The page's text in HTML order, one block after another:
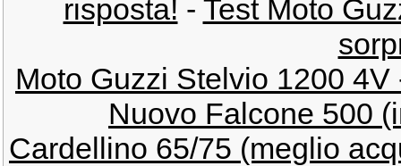
risposta! - Test Moto
Moto Guzzi Stelvio 1200 4V
Nuovo Falcone 500
Cardellino 65/75 (meglio